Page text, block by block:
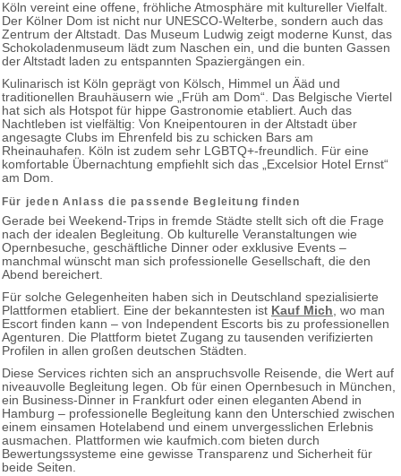
Köln vereint eine offene, fröhliche Atmosphäre mit kultureller Vielfalt.
Der Kölner Dom ist nicht nur UNESCO-Welterbe, sondern auch das
Zentrum der Altstadt. Das Museum Ludwig zeigt moderne Kunst, das
Schokoladenmuseum lädt zum Naschen ein, und die bunten Gassen
der Altstadt laden zu entspannten Spaziergängen ein.
Kulinarisch ist Köln geprägt von Kölsch, Himmel un Ääd und
traditionellen Brauhäusern wie „Früh am Dom“. Das Belgische Viertel
hat sich als Hotspot für hippe Gastronomie etabliert. Auch das
Nachtleben ist vielfältig: Von Kneipentouren in der Altstadt über
angesagte Clubs im Ehrenfeld bis zu schicken Bars am
Rheinauhafen. Köln ist zudem sehr LGBTQ+-freundlich. Für eine
komfortable Übernachtung empfiehlt sich das „Excelsior Hotel Ernst“
am Dom.
Für jeden Anlass die passende Begleitung finden
Gerade bei Weekend-Trips in fremde Städte stellt sich oft die Frage
nach der idealen Begleitung. Ob kulturelle Veranstaltungen wie
Opernbesuche, geschäftliche Dinner oder exklusive Events –
manchmal wünscht man sich professionelle Gesellschaft, die den
Abend bereichert.
Für solche Gelegenheiten haben sich in Deutschland spezialisierte
Plattformen etabliert. Eine der bekanntesten ist Kauf Mich, wo man
Escort finden kann – von Independent Escorts bis zu professionellen
Agenturen. Die Plattform bietet Zugang zu tausenden verifizierten
Profilen in allen großen deutschen Städten.
Diese Services richten sich an anspruchsvolle Reisende, die Wert auf
niveauvolle Begleitung legen. Ob für einen Opernbesuch in München,
ein Business-Dinner in Frankfurt oder einen eleganten Abend in
Hamburg – professionelle Begleitung kann den Unterschied zwischen
einem einsamen Hotelabend und einem unvergesslichen Erlebnis
ausmachen. Plattformen wie kaufmich.com bieten durch
Bewertungssysteme eine gewisse Transparenz und Sicherheit für
beide Seiten.